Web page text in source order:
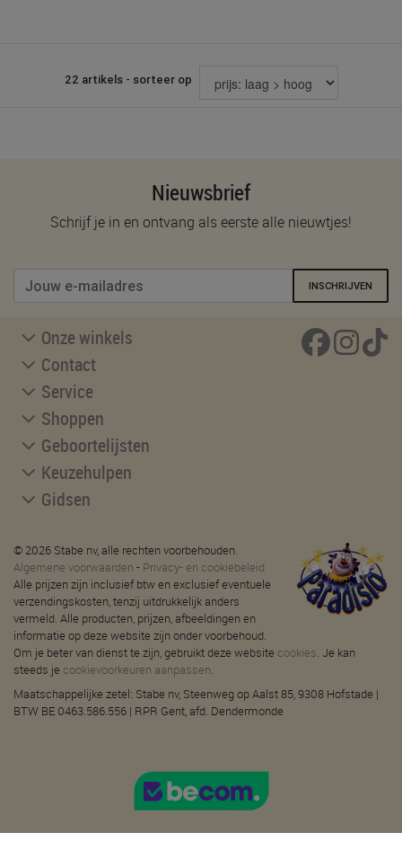
22 artikels - sorteer op
Nieuwsbrief
Schrijf je in en ontvang als eerste alle nieuwtjes!
INSCHRIJVEN
Onze winkels
Contact
Service
Shoppen
Geboortelijsten
Keuzehulpen
Gidsen
© 2026 Stabe nv, alle rechten voorbehouden.
Algemene voorwaarden - Privacy- en cookiebeleid
Alle prijzen zijn inclusief btw en exclusief eventuele
verzendingskosten, tenzij uitdrukkelijk anders
vermeld. Alle producten, prijzen, afbeeldingen en
informatie op deze website zijn onder voorbehoud.
Om je beter van dienst te zijn, gebruikt deze website cookies. Je kan
steeds je cookievoorkeuren aanpassen.
Maatschappelijke zetel: Stabe nv, Steenweg op Aalst 85, 9308 Hofstade |
BTW BE 0463.586.556 | RPR Gent, afd. Dendermonde